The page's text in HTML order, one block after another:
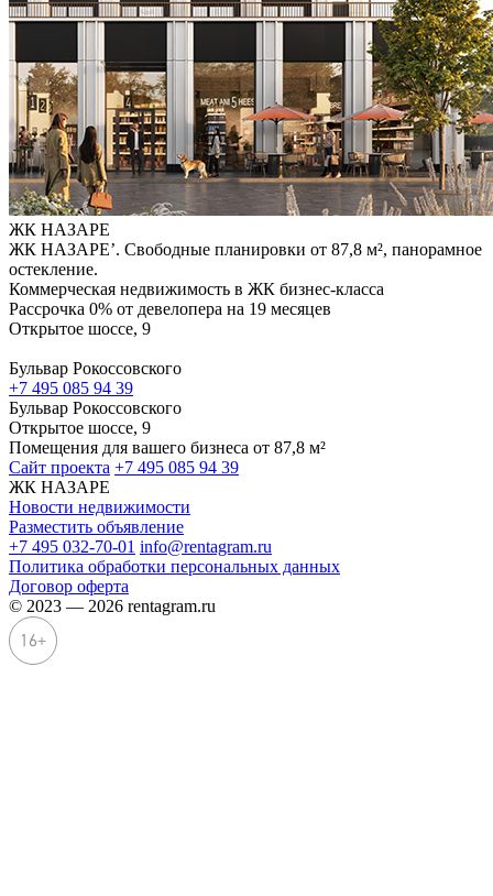
ЖК НАЗАРЕ
ЖК НАЗАРЕ’. Свободные планировки от 87,8 м², панорамное
остекление.
Коммерческая недвижимость в ЖК бизнес-класса
Рассрочка 0% от девелопера на 19 месяцев
Открытое шоссе, 9
Бульвар Рокоссовского
+7 495 085 94 39
Бульвар Рокоссовского
Открытое шоссе, 9
Помещения для вашего бизнеса от 87,8 м²
Сайт проекта +7 495 085 94 39
ЖК НАЗАРЕ
Новости недвижимости
Разместить объявление
+7 495 032-70-01 info@rentagram.ru
Политика обработки персональных данных
Договор оферта
© 2023 — 2026 rentagram.ru